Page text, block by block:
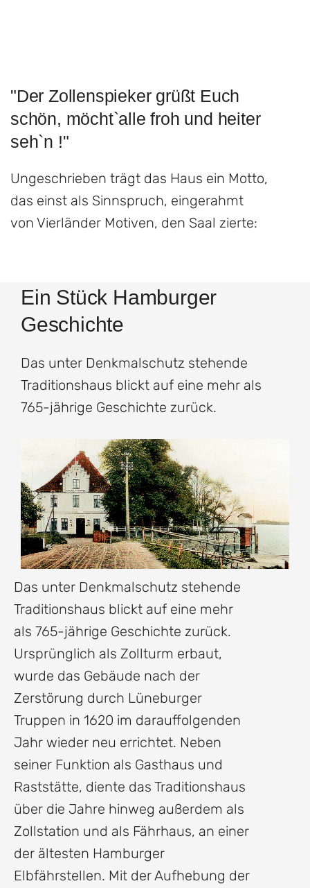
"Der Zollenspieker grüßt Euch
schön, möcht`alle froh und heiter
seh`n !"
Ungeschrieben trägt das Haus ein Motto,
das einst als Sinnspruch, eingerahmt
von Vierländer Motiven, den Saal zierte:
Ein Stück Hamburger
Geschichte
Das unter Denkmalschutz stehende
Traditionshaus blickt auf eine mehr als
765-jährige Geschichte zurück.
Das unter Denkmalschutz stehende
Traditionshaus blickt auf eine mehr
als 765-jährige Geschichte zurück.
Ursprünglich als Zollturm erbaut,
wurde das Gebäude nach der
Zerstörung durch Lüneburger
Truppen in 1620 im darauffolgenden
Jahr wieder neu errichtet. Neben
seiner Funktion als Gasthaus und
Raststätte, diente das Traditionshaus
über die Jahre hinweg außerdem als
Zollstation und als Fährhaus, an einer
der ältesten Hamburger
Elbfährstellen. Mit der Aufhebung der